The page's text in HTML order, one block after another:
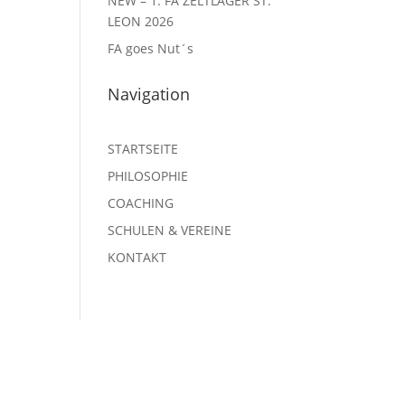
LEON 2026
FA goes Nut´s
Navigation
STARTSEITE
PHILOSOPHIE
COACHING
SCHULEN & VEREINE
KONTAKT